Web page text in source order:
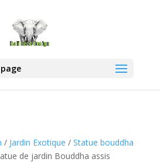
/ Jardin Exotique / Statue bouddha
de jardin Bouddha assis